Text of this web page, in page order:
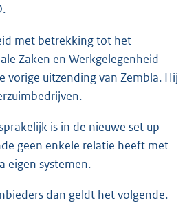
met betrekking tot het
Zaken en Werkgelegenheid
uitzending van Zembla. Hij
is in de nieuwe set up
geen enkele relatie heeft met
eigen systemen.
dan geldt het volgende.